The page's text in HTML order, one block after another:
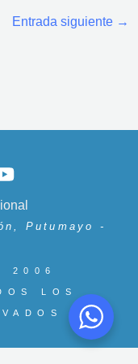
Entrada siguiente →
Y
o
u
t
b
e
Putumayo -
2006
LOS
I